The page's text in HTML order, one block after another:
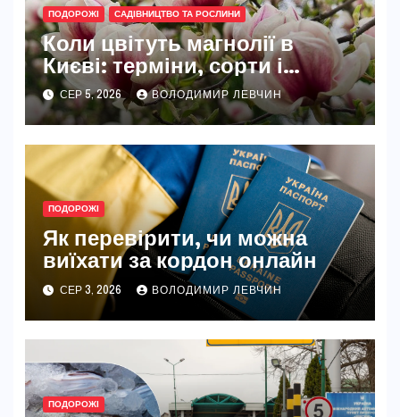
ПОДОРОЖІ САДІВНИЦТВО ТА РОСЛИНИ
Коли цвітуть магнолії в
Києві: терміни, сорти і
найкращі місця
СЕР 5, 2026 ВОЛОДИМИР ЛЕВЧИН
ПОДОРОЖІ
Як перевірити, чи можна
виїхати за кордон онлайн
СЕР 3, 2026 ВОЛОДИМИР ЛЕВЧИН
ПОДОРОЖІ